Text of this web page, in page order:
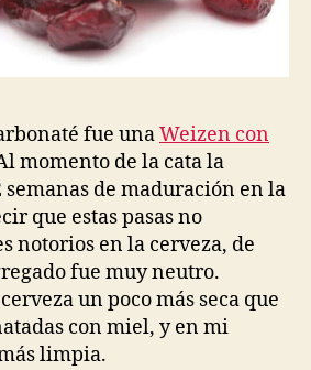
fue unaWeizen con
momento de la cata la
semanas de maduración en la
que estas pasas no
notorios en la cerveza, de
fue muy neutro.
un poco más seca que
con miel, y en mi
limpia.